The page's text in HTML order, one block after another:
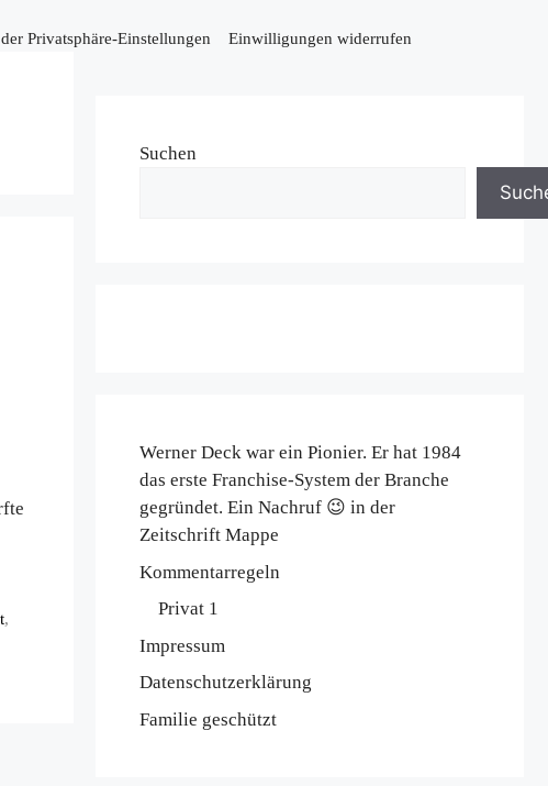
Privatsphäre-Einstellungen
Einwilligungen widerrufen
,
Suchen
Werner Deck war ein Pionier. Er hat 1984
das erste Franchise-System der Branche
gegründet. Ein Nachruf 😉 in der
Zeitschrift Mappe
Kommentarregeln
Privat 1
Impressum
Datenschutzerklärung
Familie geschützt